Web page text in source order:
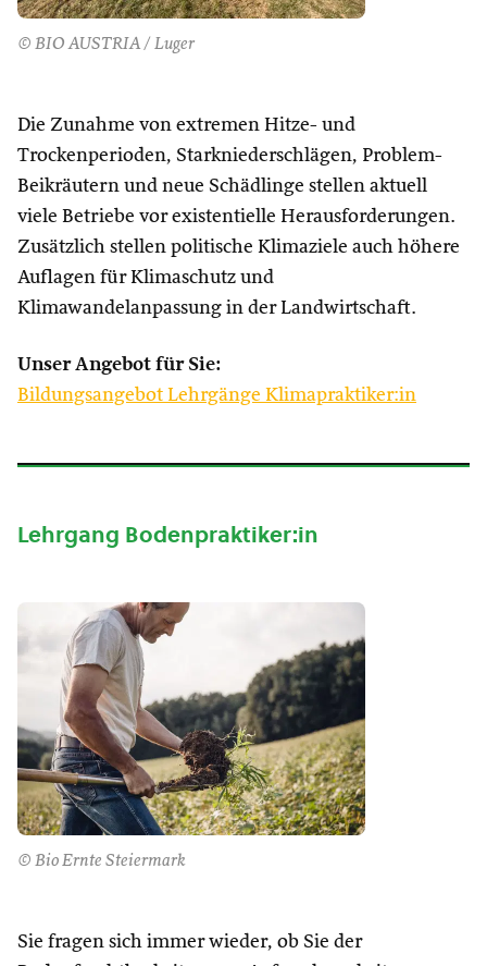
© BIO AUSTRIA / Luger
Die Zunahme von extremen Hitze- und
Trockenperioden, Starkniederschlägen, Problem-
Beikräutern und neue Schädlinge stellen aktuell
viele Betriebe vor existentielle Herausforderungen.
Zusätzlich stellen politische Klimaziele auch höhere
Auflagen für Klimaschutz und
Klimawandelanpassung in der Landwirtschaft.
Unser Angebot für Sie:
Bildungsangebot Lehrgänge Klimapraktiker:in
Lehrgang Bodenpraktiker:in
© Bio Ernte Steiermark
Sie fragen sich immer wieder, ob Sie der